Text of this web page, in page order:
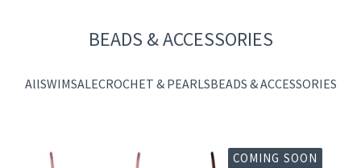
BEADS & ACCESSORIES
AllSWIMSALECROCHET & PEARLSBEADS & ACCESSORIES
COMING SOON